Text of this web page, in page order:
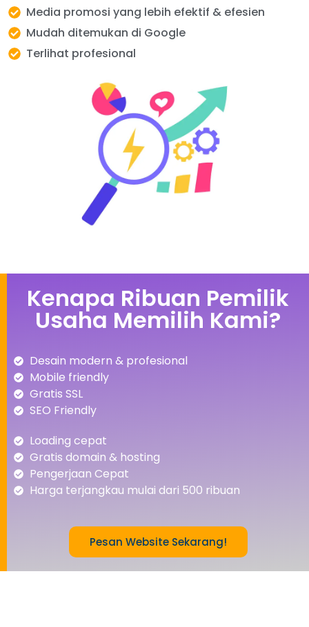
Media promosi yang lebih efektif & efesien
Mudah ditemukan di Google
Terlihat profesional
Kenapa Ribuan Pemilik
Usaha Memilih Kami?
Desain modern & profesional
Mobile friendly
Gratis SSL
SEO Friendly
Loading cepat
Gratis domain & hosting
Pengerjaan Cepat
Harga terjangkau mulai dari 500 ribuan
Pesan Website Sekarang!